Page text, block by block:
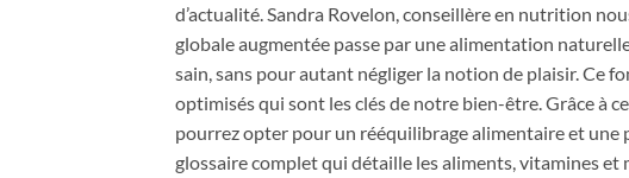
d’actualité. Sandra Rovelon, conseillère en nutrition
globale augmentée passe par une alimentation
sain, sans pour autant négliger la notion de plaisir. Ce
optimisés qui sont les clés de notre bien-être. Grâce à
pourrez opter pour un rééquilibrage alimentaire et une
glossaire complet qui détaille les aliments, vitamines et